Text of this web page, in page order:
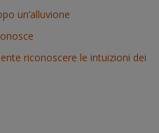
un’alluvione
riconoscere le intuizioni dei